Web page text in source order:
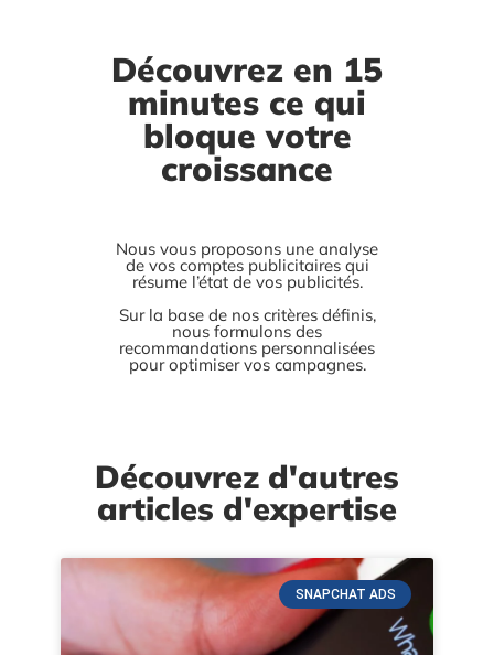
Découvrez en 15
minutes ce qui
bloque votre
croissance
Nous vous proposons une analyse
de vos comptes publicitaires qui
résume l’état de vos publicités.
Sur la base de nos critères définis,
nous formulons des
recommandations personnalisées
pour optimiser vos campagnes.
Découvrez d'autres
articles d'expertise
SNAPCHAT ADS